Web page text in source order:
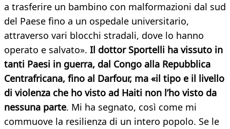
a trasferire un bambino con malformazioni dal sud
del Paese fino a un ospedale universitario,
attraverso vari blocchi stradali, dove lo hanno
operato e salvato». Il dottor Sportelli ha vissuto in
tanti Paesi in guerra, dal Congo alla Repubblica
Centrafricana, fino al Darfour, ma «il tipo e il livello
di violenza che ho visto ad Haiti non l’ho visto da
nessuna parte. Mi ha segnato, così come mi
commuove la resilienza di un intero popolo. Se le